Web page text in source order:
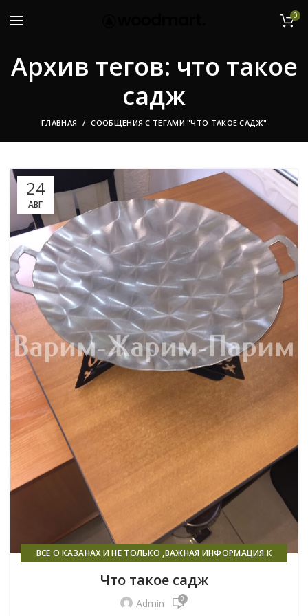
0
Архив тегов: что такое
садж
ГЛАВНАЯ СООБЩЕНИЯ С ТЕГАМИ "ЧТО ТАКОЕ САДЖ"
24
АВГ
ВСЕ О КАЗАНАХ И НЕ ТОЛЬКО ,ВАЖНАЯ ИНФОРМАЦИЯ К
Что такое садж
Admin 0